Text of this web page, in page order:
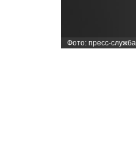
Фото: пресс-служба